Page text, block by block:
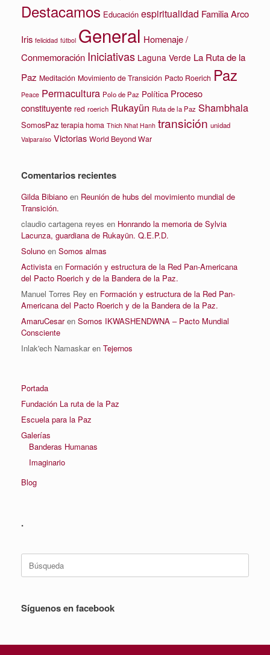
Destacamos Educación espiritualidad Familia Arco
Iris felicidad fútbol General Homenaje /
Conmemoración Iniciativas Laguna Verde La Ruta de la
Paz Meditación Movimiento de Transición Pacto Roerich Paz
Peace Permacultura Polo de Paz Política Proceso
constituyente red roerich Rukayün Ruta de la Paz Shambhala
SomosPaz terapia homa Thich Nhat Hanh transición unidad
Valparaíso Victorias World Beyond War
Comentarios recientes
Gilda Bibiano en Reunión de hubs del movimiento mundial de
Transición.
claudio cartagena reyes en Honrando la memoria de Sylvia
Lacunza, guardiana de Rukayün. Q.E.P.D.
Soluno en Somos almas
Activista en Formación y estructura de la Red Pan-Americana
del Pacto Roerich y de la Bandera de la Paz.
Manuel Torres Rey en Formación y estructura de la Red Pan-
Americana del Pacto Roerich y de la Bandera de la Paz.
AmaruCesaren Somos IKWASHENDWNA – Pacto Mundial
Consciente
Inlak'ech Namaskaren Tejernos
Portada
Fundación La ruta de la Paz
Escuela para la Paz
Galerías
Banderas Humanas
Imaginario
Blog
.
Síguenos en facebook